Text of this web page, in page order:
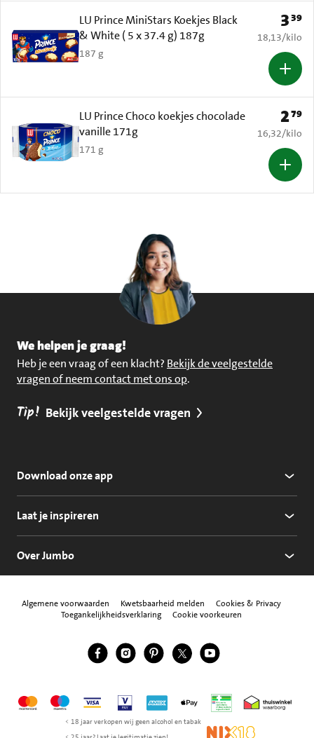
LU Prince MiniStars Koekjes Black
& White ( 5 x 37.4 g) 187g
187 g
Prijs:
339
€ 18,13 per
18,13/kilo
LU Prince Choco koekjes chocolade
vanille 171g
171 g
Prijs:
279
€ 16,32 per
16,32/kilo
We helpen je graag!
Heb je een vraag of een klacht? Bekijk de veelgestelde
vragen of neem contact met ons op.
Tip! Bekijk veelgestelde vragen
Download onze app
Laat je inspireren
Over Jumbo
Algemene voorwaarden Kwetsbaarheid melden
Cookies & Privacy
Toegankelijkheidsverklaring
Cookie voorkeuren
Volg ons
Jumbo Facebook
Jumbo Instagram
Jumbo Pinterest
Jumbo Twitter
Jumbo YouTube
MastercardMaestroVisa Vpay American Express
Apple Pay Thuiswinkel
< 18 jaar verkopen wij geen alcohol en tabak
NIX18